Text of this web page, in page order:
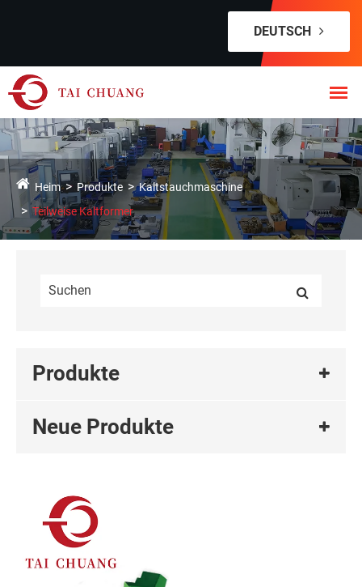
DEUTSCH
Heim Produkte
Kaltstauchmaschine
Teilweise Kaltformer
Produkte
Neue Produkte